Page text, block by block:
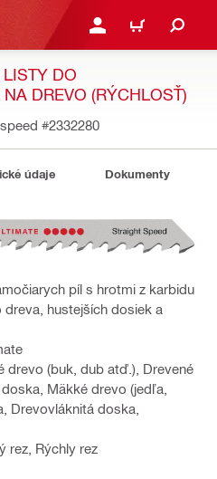
PRIHLÁSIŤ ALEBO
KOŠÍK
DO
DREVO (RÝCHLOSŤ)
#2332280
údaje Dokumenty
píl s hrotmi z karbidu
dreva, hustejších dosiek a
drevo (buk, dub atď.), Drevené
Mäkké drevo (jedľa,
Drevovláknitá doska,
rez, Rýchly rez